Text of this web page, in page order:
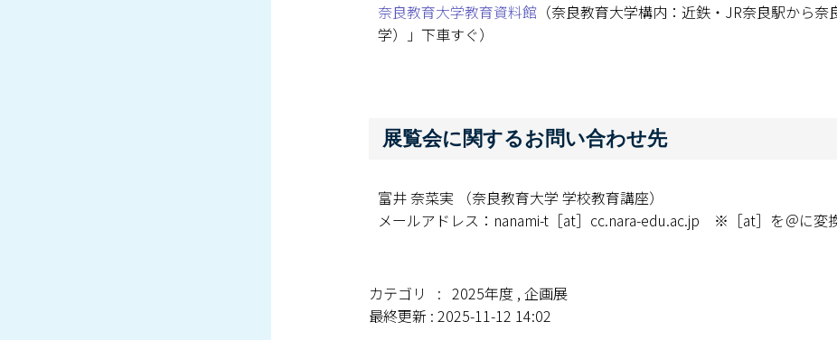
奈良教育大学教育資料館（奈良教育大学構内：近鉄・JR奈良駅から
学）」下車すぐ）
展覧会に関するお問い合わせ先
富井 奈菜実 （奈良教育大学 学校教育講座）
メールアドレス：nanami-t［at］cc.nara-edu.ac.jp ※［at］を＠に変
カテゴリ : 2025年度 , 企画展
最終更新 : 2025-11-12 14:02